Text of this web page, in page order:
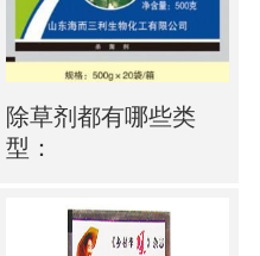
除草剂都有哪些类
型：